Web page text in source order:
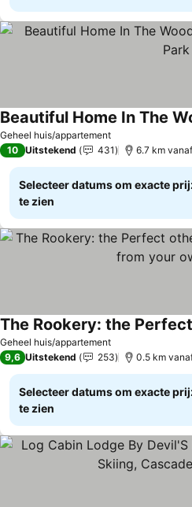
Geheel huis/appartement
10 Uitstekend 431 6.7 km
Selecteer datums om exacte
te zien
Geheel huis/appartement
9,6 Uitstekend 253 0.5 km
Selecteer datums om exacte
te zien